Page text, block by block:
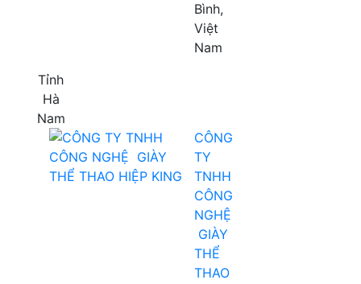
Bình,
Việt
Nam
Tỉnh
Hà
Nam
CÔNG
TY
TNHH
CÔNG
NGHỆ
GIÀY
THỂ
THAO